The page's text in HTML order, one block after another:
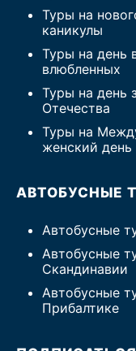
Туры на
каникулы
Туры на день
влюбленных
Туры на день
Отечества
Туры на
женский день
АВТОБУСНЫЕ
Автобусные
Автобусные
Скандинавии
Автобусные
Прибалтике